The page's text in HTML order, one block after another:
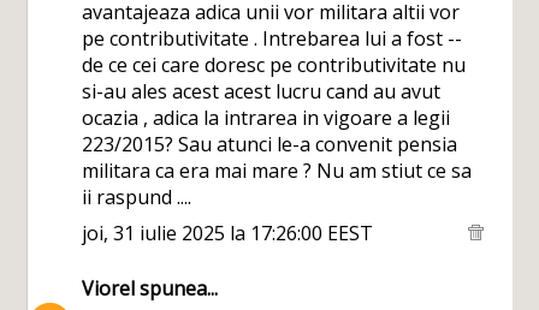
avantajeaza adica unii vor militara altii vor
pe contributivitate . Intrebarea lui a fost --
de ce cei care doresc pe contributivitate nu
si-au ales acest acest lucru cand au avut
ocazia , adica la intrarea in vigoare a legii
223/2015? Sau atunci le-a convenit pensia
militara ca era mai mare ? Nu am stiut ce sa
ii raspund ....
joi, 31 iulie 2025 la 17:26:00 EEST
Viorelspunea...